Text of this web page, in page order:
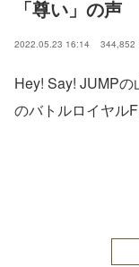
「尊い」の声
2022.05.23 16:14 344,852
Hey! Say! JUMP
のバトルロイヤル